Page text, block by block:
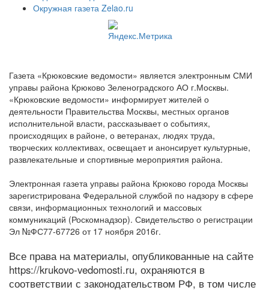
Окружная газета Zelao.ru
Газета «Крюковские ведомости» является электронным СМИ
управы района Крюково Зеленоградского АО г.Москвы.
«Крюковские ведомости» информирует жителей о
деятельности Правительства Москвы, местных органов
исполнительной власти, рассказывает о событиях,
происходящих в районе, о ветеранах, людях труда,
творческих коллективах, освещает и анонсирует культурные,
развлекательные и спортивные мероприятия района.
Электронная газета управы района Крюково города Москвы
зарегистрирована Федеральной службой по надзору в сфере
связи, информационных технологий и массовых
коммуникаций (Роскомнадзор). Свидетельство о регистрации
Эл №ФС77-67726 от 17 ноября 2016г.
Все права на материалы, опубликованные на сайте
https://krukovo-vedomosti.ru, охраняются в
соответствии с законодательством РФ, в том числе